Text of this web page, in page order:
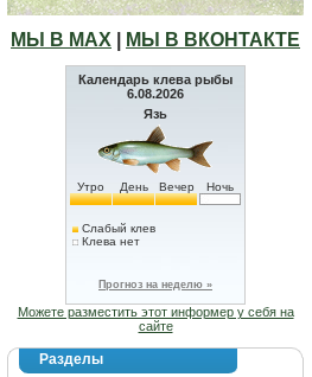
МЫ В МАХ МЫ В ВКОНТАКТЕ
Календарь клева рыбы
6.08.2026
Язь
Утро День Вечер Ночь
Слабый клев
Клева нет
Прогноз на неделю »
Можете разместить этот информер у себя на
сайте
Разделы